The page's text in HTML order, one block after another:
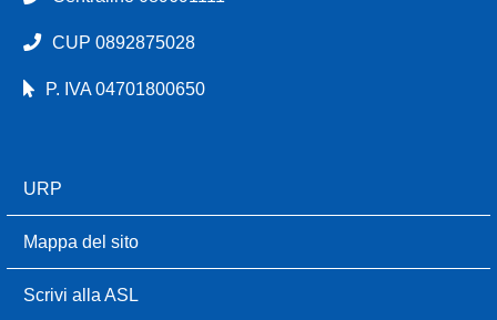
CUP 0892875028
P. IVA 04701800650
URP
Mappa del sito
Scrivi alla ASL